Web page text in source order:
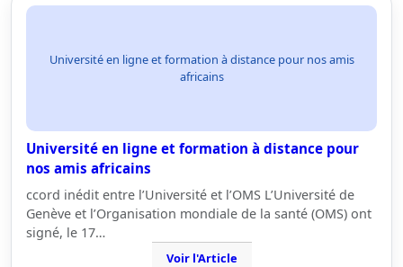
Université en ligne et formation à distance pour nos amis
africains
Université en ligne et formation à distance pour
nos amis africains
ccord inédit entre l’Université et l’OMS L’Université de
Genève et l’Organisation mondiale de la santé (OMS) ont
signé, le 17…
Voir l'Article